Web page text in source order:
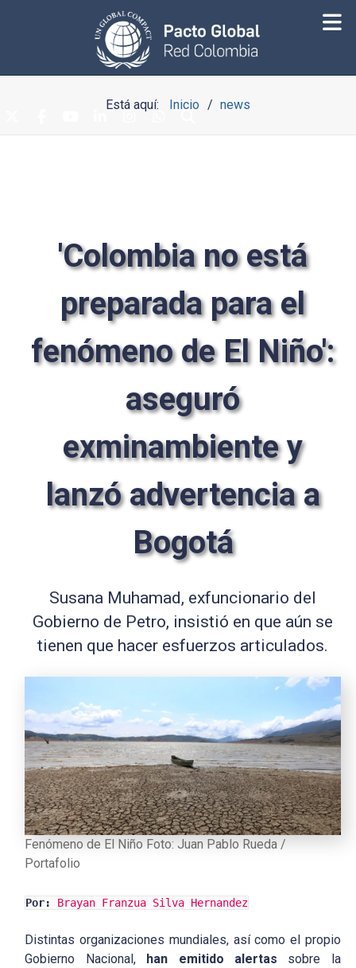
Está aquí: Inicio news
'Colombia no está
preparada para el
fenómeno de El Niño':
aseguró
exminambiente y
lanzó advertencia a
Bogotá
Susana Muhamad, exfuncionario del
Gobierno de Petro, insistió en que aún se
tienen que hacer esfuerzos articulados.
Fenómeno de El Niño Foto: Juan Pablo Rueda /
Portafolio
Por: Brayan Franzua Silva Hernandez
Distintas organizaciones mundiales, así como el propio
Gobierno Nacional, han emitido alertas sobre la